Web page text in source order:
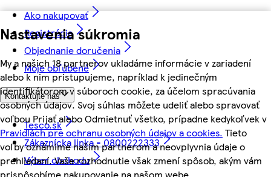
Nastavenia súkromia
My a našich 18 partnerov ukladáme informácie v zariadení
alebo k nim pristupujeme, napríklad k jedinečným
identifikátorom v súboroch cookie, za účelom spracúvania
osobných údajov. Svoj súhlas môžete udeliť alebo spravovať
voľbou Prijať alebo Odmietnuť všetko, prípadne kedykoľvek v
Pravidlách pre ochranu osobných údajov a cookies. Tieto
voľby oznámime našim partnerom a neovplyvnia údaje o
prehliadaní. Vaše rozhodnutie však zmení spôsob, akým vám
prispôsobíme nakupovanie na našom webe.
Ako nakupovať
Registrácia
Objednanie doručenia
Moje obľúbené
Kontaktujte nás
Tesco.sk
Zákaznícka linka - 0800222333
Výber obchodu